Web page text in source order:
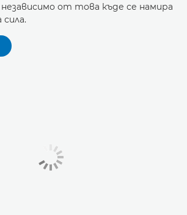
от това къде се намира